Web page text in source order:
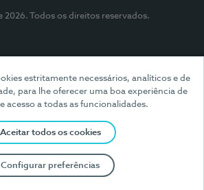
estritamente necessários, analíticos e de
para lhe oferecer uma boa experiência de
acesso a todas as funcionalidades.
Aceitar todos os cookies
Configurar preferências
2026. Todos os direitos reservados.